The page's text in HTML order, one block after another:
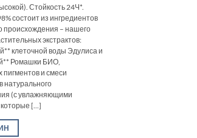
Стойкость 24Ч*.
состоит из ингредиентов
происхождения – нашего
экстрактов:
клеточной воды Эдулиса и
Ромашки БИО,
и смеси
натурального
(с увлажняющими
[...]